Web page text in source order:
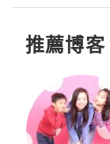
推薦博客